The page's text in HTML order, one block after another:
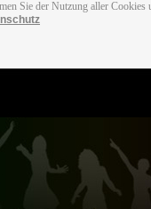
Sie der Nutzung aller Cookies